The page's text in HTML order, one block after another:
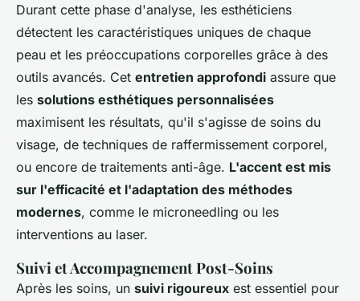
Durant cette phase d'analyse, les esthéticiens
détectent les caractéristiques uniques de chaque
peau et les préoccupations corporelles grâce à des
outils avancés. Cet entretien approfondi assure que
les solutions esthétiques personnalisées
maximisent les résultats, qu'il s'agisse de soins du
visage, de techniques de raffermissement corporel,
ou encore de traitements anti-âge. L'accent est mis
sur l'efficacité et l'adaptation des méthodes
modernes, comme le microneedling ou les
interventions au laser.
Suivi et Accompagnement Post-Soins
Après les soins, un suivi rigoureux est essentiel pour